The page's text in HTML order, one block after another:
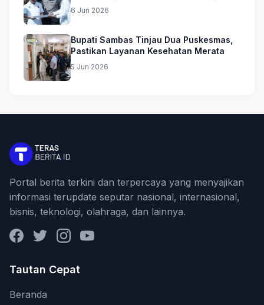
6 Jun 2026
Bupati Sambas Tinjau Dua Puskesmas,
Pastikan Layanan Kesehatan Merata
5 Jun 2026
Portal berita terkini dan terpercaya yang menyajikan
informasi terupdate seputar nasional, internasional,
bisnis, teknologi, olahraga, dan lainnya.
FacebookTwitterInstagramYouTube
Tautan Cepat
Beranda